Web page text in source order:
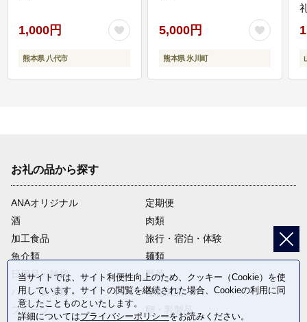
1,000円
熊本県 八代市
5,000円
熊本県 氷川町
お礼の品から探す
ANAオリジナル
定期便
酒
肉類
加工食品
旅行・宿泊・体験
魚介類
麺類
日用品・雑貨
野菜
パン・菓子類
電化製品
フルーツ
卵・乳製品
当サイトでは、サイト利便性向上のため、クッキー（Cookie）を使
用しています。サイトの閲覧を継続された場合、Cookieの利用に同
意したことものといたします。
詳細についてはプライバシーポリシーをお読みください。